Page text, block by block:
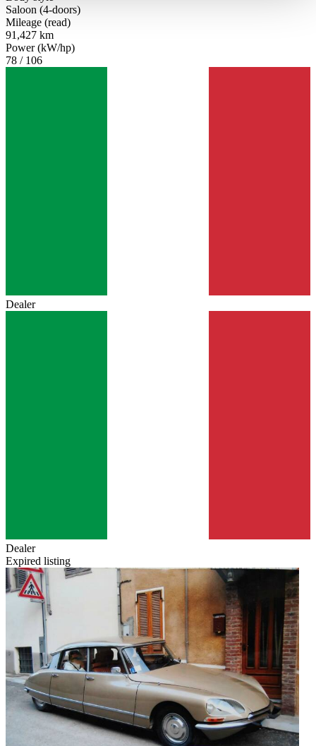
haben oder die sie im Rahmen Ihrer Nutzung der Dienste
gesammelt haben.
Saloon (4-doors)
Mileage (read)
91,427 km
Power (kW/hp)
78 / 106
Dealer
Dealer
Expired listing